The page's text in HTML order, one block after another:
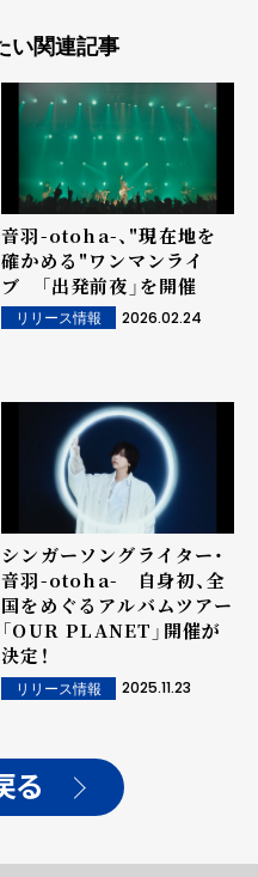
い関連記事
音羽-otoha-、"現在地を
確かめる"ワンマンライ
ブ 「出発前夜」を開催
リリース情報 2026.02.24
シンガーソングライター・
音羽-otoha- 自身初、全
国をめぐるアルバムツアー
「OUR PLANET」開催が
決定！
リリース情報 2025.11.23
る